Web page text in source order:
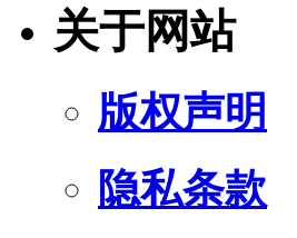
关于网站
版权声明
隐私条款